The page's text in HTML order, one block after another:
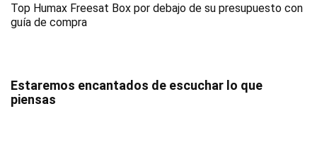
Top Humax Freesat Box por debajo de su presupuesto con
guía de compra
Estaremos encantados de escuchar lo que
piensas